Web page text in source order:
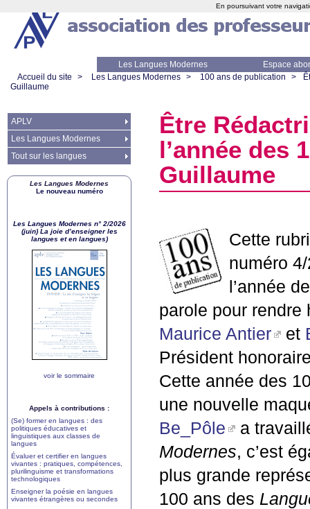
Les Langues Modernes
Espace
Accueil du site
> Les Langues Modernes > 100 ans de publication >
Guillaume
Être
l’année des
Guillaume
Cette
numéro
l’année
parole pour rendre
Maurice Antier
et
Président
Cette année des
une nouvelle
Be_Pôle
a
Modernes, c’est
plus grande
100 ans des
APLV
Les Langues Modernes
Tout sur les langues
Les Langues Modernes
Le nouveau numéro
Les Langues Modernes n° 2/2026
(juin) La joie d’enseigner les
langues et en langues)
voir le sommaire
Appels à contributions :
(Se) former en langues : des
politiques éducatives et
linguistiques aux classes de
langues
Évaluer et certifier en langues
vivantes : pratiques, compétences,
plurilinguisme et transformations
technologiques
Enseigner la poésie en langues
vivantes étrangères ou secondes
En poursuivant votre